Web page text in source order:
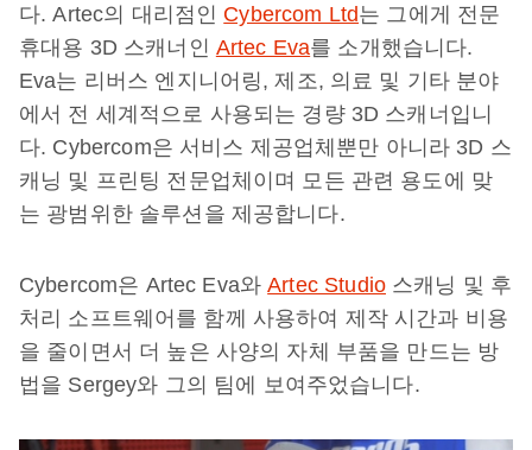
다. Artec의 대리점인 Cybercom Ltd는 그에게 전문
휴대용 3D 스캐너인 Artec Eva를 소개했습니다.
Eva는 리버스 엔지니어링, 제조, 의료 및 기타 분야
에서 전 세계적으로 사용되는 경량 3D 스캐너입니
다. Cybercom은 서비스 제공업체뿐만 아니라 3D 스
캐닝 및 프린팅 전문업체이며 모든 관련 용도에 맞
는 광범위한 솔루션을 제공합니다.
Cybercom은 Artec Eva와Artec Studio스캐닝 및 후
처리 소프트웨어를 함께 사용하여 제작 시간과 비용
을 줄이면서 더 높은 사양의 자체 부품을 만드는 방
법을 Sergey와 그의 팀에 보여주었습니다.